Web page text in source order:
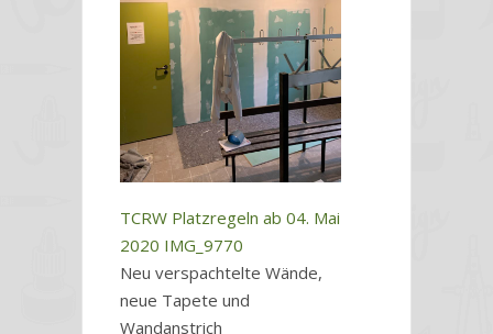
TCRW Platzregeln ab 04. Mai
2020 IMG_9770
Neu verspachtelte Wände,
neue Tapete und
Wandanstrich